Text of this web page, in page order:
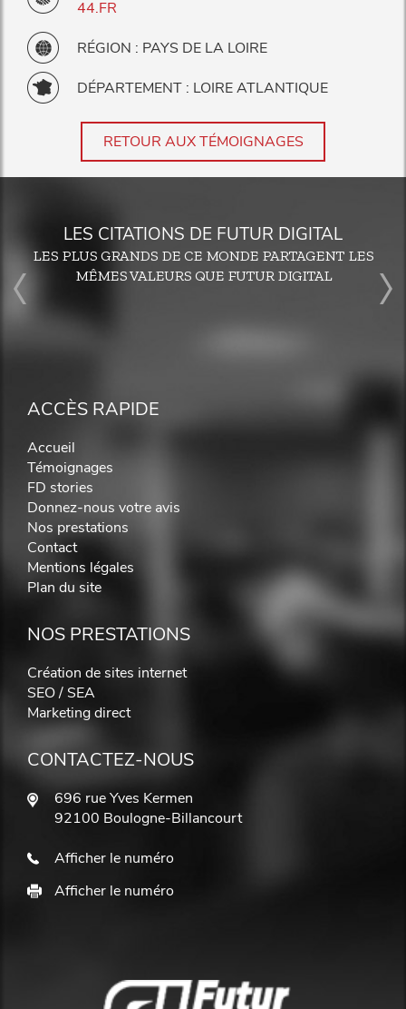
44.FR
RÉGION : PAYS DE LA LOIRE
DÉPARTEMENT : LOIRE ATLANTIQUE
RETOUR AUX TÉMOIGNAGES
LES CITATIONS DE FUTUR DIGITAL
LES PLUS GRANDS DE CE MONDE PARTAGENT LES
MÊMES VALEURS QUE FUTUR DIGITAL
ACCÈS RAPIDE
Accueil
Témoignages
FD stories
Donnez-nous votre avis
Nos prestations
Contact
Mentions légales
Plan du site
NOS PRESTATIONS
Création de sites internet
SEO / SEA
Marketing direct
CONTACTEZ-NOUS
696 rue Yves Kermen
92100 Boulogne-Billancourt
Afficher le numéro
Afficher le numéro